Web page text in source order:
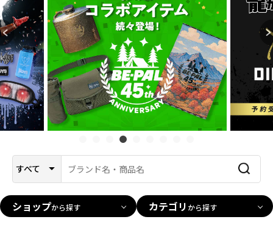
すべて
ショップから探す カテゴリから探す